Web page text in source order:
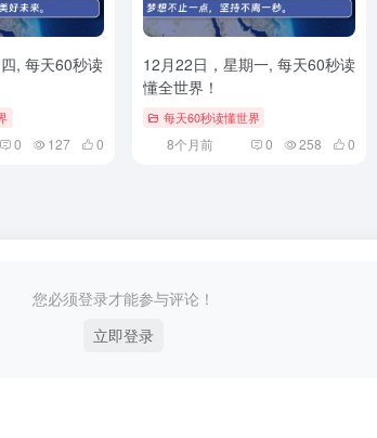
, 每天60秒读
0 127 0
12月22日，星期一, 每天60秒读
懂全世界！
每天60秒读懂世界
8个月前 0 258 0
您必须登录才能参与评论！
立即登录